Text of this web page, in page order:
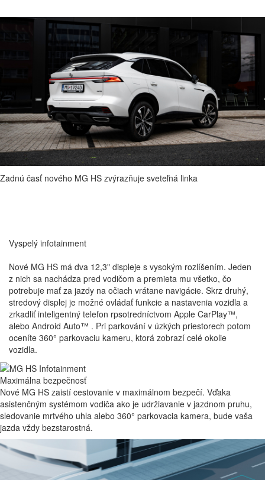
Dorazte do cieľa
oddýchnutý
Nové MG HS vám poskytne maximálne pohodlie na cestách,
dostatočný úložný priestor aj moderne technológie, ktoré vám uľahčia
cestu.
Pohodlne se usaďte a relaxujte Velkorysý úložný priestor Ideálna
teplota
Zadnú časť nového MG HS zvýrazňuje sveteľná linka
Vyspelý infotainment
Nové MG HS má dva 12,3" displeje s vysokým rozlíšením. Jeden
z nich sa nachádza pred vodičom a premieta mu všetko, čo
potrebuje mať za jazdy na očiach vrátane navigácie. Skrz druhý,
stredový displej je možné ovládať funkcie a nastavenia vozidla a
zrkadliť inteligentný telefon rpsotredníctvom Apple CarPlay™,
alebo Android Auto™ . Pri parkování v úzkých priestorech potom
oceníte 360° parkovaciu kameru, ktorá zobrazí celé okolie
vozidla.
Maximálna bezpečnosť
Nové MG HS zaistí cestovanie v maximálnom bezpečí. Vďaka
asistenčným systémom vodiča ako je udržiavanie v jazdnom pruhu,
sledovanie mrtvého uhla alebo 360° parkovacia kamera, bude vaša
jazda vždy bezstarostná.